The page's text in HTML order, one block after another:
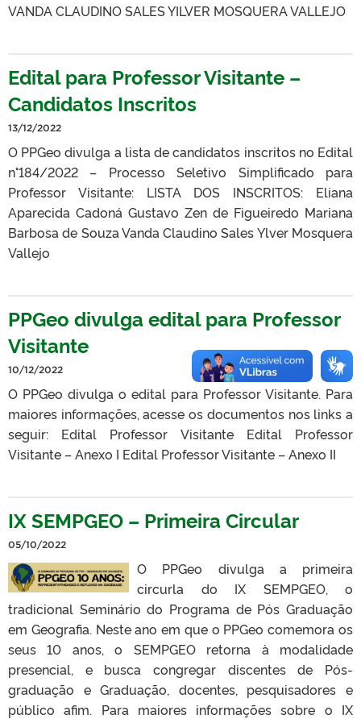
VANDA CLAUDINO SALES YILVER MOSQUERA VALLEJO
Edital para Professor Visitante –
Candidatos Inscritos
13/12/2022
O PPGeo divulga a lista de candidatos inscritos no Edital
n°184/2022 – Processo Seletivo Simplificado para
Professor Visitante: LISTA DOS INSCRITOS: Eliana
Aparecida Cadoná Gustavo Zen de Figueiredo Mariana
Barbosa de Souza Vanda Claudino Sales Ylver Mosquera
Vallejo
PPGeo divulga edital para Professor
Visitante
10/12/2022
O PPGeo divulga o edital para Professor Visitante. Para
maiores informações, acesse os documentos nos links a
seguir: Edital Professor Visitante Edital Professor
Visitante – Anexo I Edital Professor Visitante – Anexo II
IX SEMPGEO – Primeira Circular
05/10/2022
O PPGeo divulga a primeira
circurla do IX SEMPGEO, o
tradicional Seminário do Programa de Pós Graduação
em Geografia. Neste ano em que o PPGeo comemora os
seus 10 anos, o SEMPGEO retorna à modalidade
presencial, e busca congregar discentes de Pós-
graduação e Graduação, docentes, pesquisadores e
público afim. Para maiores informações sobre o IX